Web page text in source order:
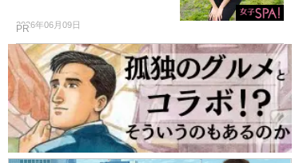
2026年06月09日
PR